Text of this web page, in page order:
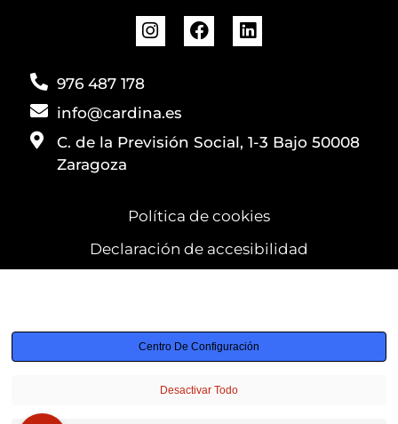
976 487 178
info@cardina.es
C. de la Previsión Social, 1-3 Bajo 50008
Zaragoza
Política de cookies
Declaración de accesibilidad
Centro De Configuración
Desactivar Todo